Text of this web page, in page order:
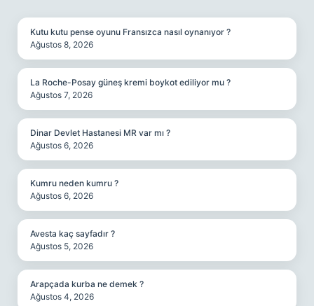
Kutu kutu pense oyunu Fransızca nasıl oynanıyor ?
Ağustos 8, 2026
La Roche-Posay güneş kremi boykot ediliyor mu ?
Ağustos 7, 2026
Dinar Devlet Hastanesi MR var mı ?
Ağustos 6, 2026
Kumru neden kumru ?
Ağustos 6, 2026
Avesta kaç sayfadır ?
Ağustos 5, 2026
Arapçada kurba ne demek ?
Ağustos 4, 2026